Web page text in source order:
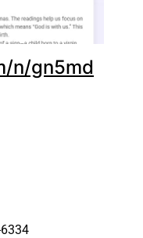
n/gn5md